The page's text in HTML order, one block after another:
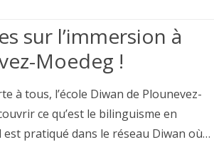
sur l’immersion à
Moedeg !
à tous, l’école Diwan de Plounevez-
ce qu’est le bilinguisme en
pratiqué dans le réseau Diwan où…